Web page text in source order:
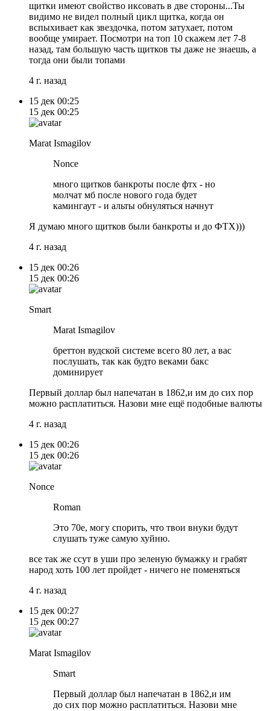
щитки имеют свойство иксовать в две стороны...Ты
видимо не видел полный цикл щитка, когда он
вспыхивает как звездочка, потом затухает, потом
вообще умирает. Посмотри на топ 10 скажем лет 7-8
назад, там большую часть щитков ты даже не знаешь, а
тогда они были топами
4 г. назад
15 дек 00:25
15 дек 00:25
Marat Ismagilov
Nonce
много щитков банкроты после фтх - но
молчат мб после нового года будет
камингаут - и альты обнуляться начнут
Я думаю много щитков были банкроты и до ФТХ)))
4 г. назад
15 дек 00:26
15 дек 00:26
Smart
Marat Ismagilov
бреттон вудской системе всего 80 лет, а вас
послушать, так как будто веками бакс
доминирует
Первый доллар был напечатан в 1862,и им до сих пор
можно расплатиться. Назови мне ещё подобные валюты
4 г. назад
15 дек 00:26
15 дек 00:26
Nonce
Roman
Это 70е, могу спорить, что твои внуки будут
слушать туже самую хуйню.
все так же ссут в уши про зеленую бумажку и грабят
народ хоть 100 лет пройдет - ничего не поменяться
4 г. назад
15 дек 00:27
15 дек 00:27
Marat Ismagilov
Smart
Первый доллар был напечатан в 1862,и им
до сих пор можно расплатиться. Назови мне